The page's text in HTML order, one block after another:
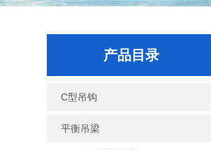
产品目录
C型吊钩
平衡吊梁